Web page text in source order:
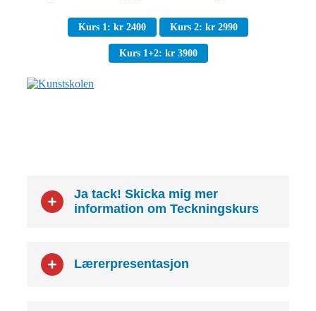
Kurs 1: kr 2400 Kurs 2: kr 2990
Kurs 1+2: kr 3900
Ja tack! Skicka mig mer
information om Teckningskurs
Lærerpresentasjon